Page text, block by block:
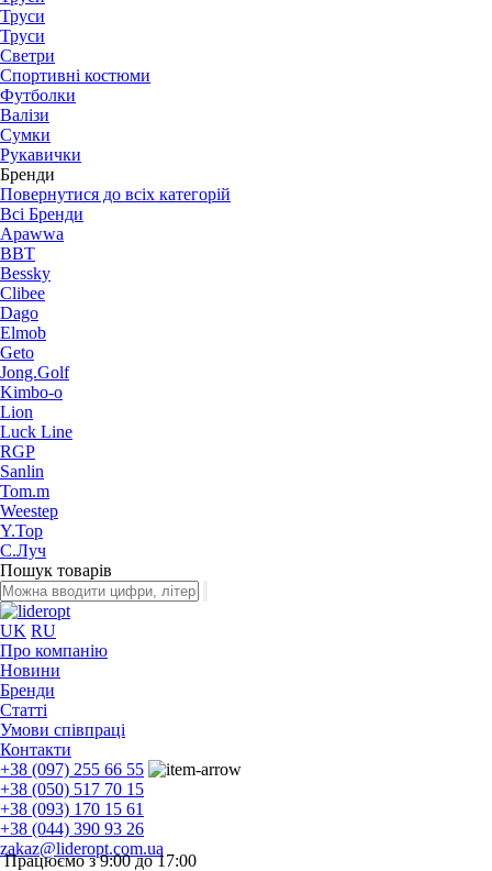
Труси
Труси
Светри
Спортивні костюми
Футболки
Валізи
Сумки
Рукавички
Бренди
Повернутися до всіх категорій
Всі Бренди
Apawwa
BBT
Bessky
Clibee
Dago
Elmob
Geto
Jong.Golf
Kimbo-o
Lion
Luck Line
RGP
Sanlin
Tom.m
Weestep
Y.Top
С.Луч
Пошук товарів
UK RU
Про компанію
Новини
Бренди
Статті
Умови співпраці
Контакти
+38 (097) 255 66 55
+38 (050) 517 70 15
+38 (093) 170 15 61
+38 (044) 390 93 26
zakaz@lideropt.com.ua
Працюємо з 9:00 до 17:00